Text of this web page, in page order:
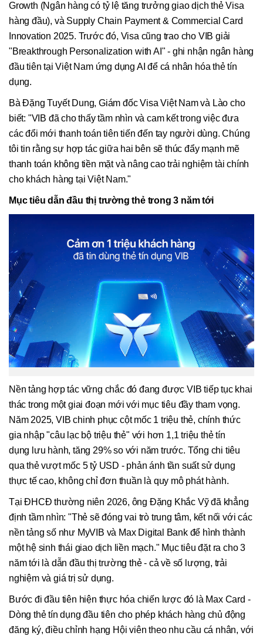
Growth (Ngân hàng có tỷ lệ tăng trưởng giao dịch thẻ Visa
hàng đầu), và Supply Chain Payment & Commercial Card
Innovation 2025. Trước đó, Visa cũng trao cho VIB giải
"Breakthrough Personalization with AI" - ghi nhận ngân hàng
đầu tiên tại Việt Nam ứng dụng AI để cá nhân hóa thẻ tín
dụng.
Bà Đặng Tuyết Dung, Giám đốc Visa Việt Nam và Lào cho
biết: "VIB đã cho thấy tầm nhìn và cam kết trong việc đưa
các đổi mới thanh toán tiên tiến đến tay người dùng. Chúng
tôi tin rằng sự hợp tác giữa hai bên sẽ thúc đẩy mạnh mẽ
thanh toán không tiền mặt và nâng cao trải nghiệm tài chính
cho khách hàng tại Việt Nam."
Mục tiêu dẫn đầu thị trường thẻ trong 3 năm tới
Nền tảng hợp tác vững chắc đó đang được VIB tiếp tục khai
thác trong một giai đoạn mới với mục tiêu đầy tham vọng.
Năm 2025, VIB chinh phục cột mốc 1 triệu thẻ, chính thức
gia nhập "câu lạc bộ triệu thẻ" với hơn 1,1 triệu thẻ tín
dụng lưu hành, tăng 29% so với năm trước. Tổng chi tiêu
qua thẻ vượt mốc 5 tỷ USD - phản ánh tần suất sử dụng
thực tế cao, không chỉ đơn thuần là quy mô phát hành.
Tại ĐHCĐ thường niên 2026, ông Đặng Khắc Vỹ đã khẳng
định tầm nhìn: "Thẻ sẽ đóng vai trò trung tâm, kết nối với các
nền tảng số như MyVIB và Max Digital Bank để hình thành
một hệ sinh thái giao dịch liền mạch." Mục tiêu đặt ra cho 3
năm tới là dẫn đầu thị trường thẻ - cả về số lượng, trải
nghiệm và giá trị sử dụng.
Bước đi đầu tiên hiện thực hóa chiến lược đó là Max Card -
Dòng thẻ tín dụng đầu tiên cho phép khách hàng chủ động
đăng ký, điều chỉnh hạng Hội viên theo nhu cầu cá nhân, với